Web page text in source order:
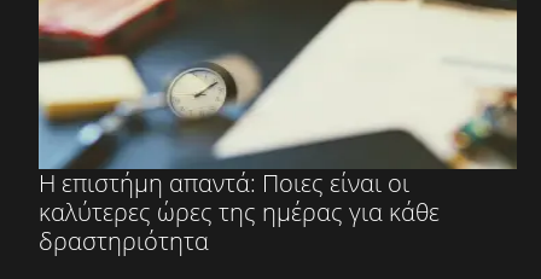
Η επιστήμη απαντά: Ποιες είναι οι
καλύτερες ώρες της ημέρας για κάθε
δραστηριότητα